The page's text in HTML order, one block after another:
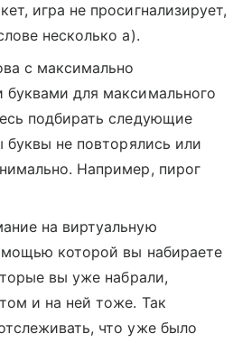
игра не просигнализирует,
несколько а).
с максимально
буквами для максимального
подбирать следующие
буквы не повторялись или
Например, пирог
на виртуальную
которой вы набираете
вы уже набрали,
и на ней тоже. Так
что уже было